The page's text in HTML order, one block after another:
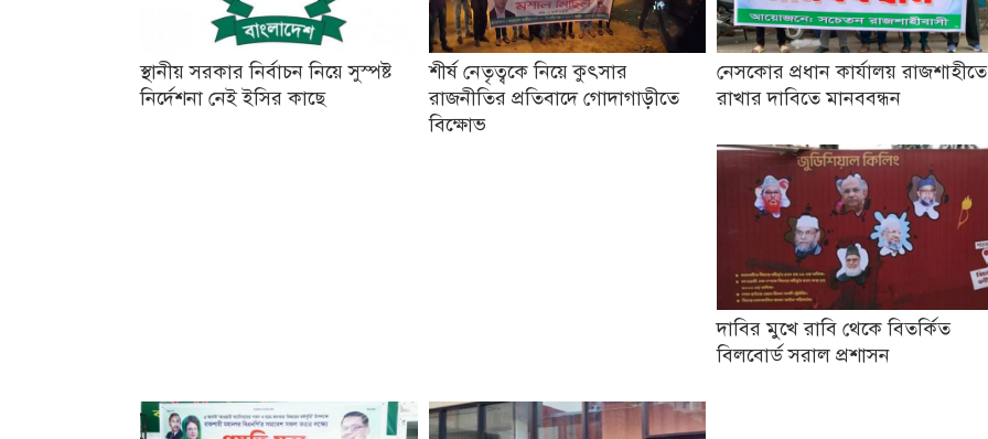
স্থানীয় সরকার নির্বাচন নিয়ে সুস্পষ্ট
নির্দেশনা নেই ইসির কাছে
শীর্ষ নেতৃত্বকে নিয়ে কুৎসার
রাজনীতির প্রতিবাদে গোদাগাড়ীতে
বিক্ষোভ
নেসকোর প্রধান কার্যালয় রাজশাহীতে
রাখার দাবিতে মানববন্ধন
দাবির মুখে রাবি থেকে বিতর্কিত
বিলবোর্ড সরাল প্রশাসন